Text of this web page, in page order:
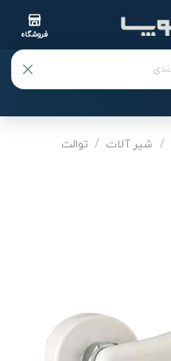
فروشگاه
/ شیر آلات / توالت